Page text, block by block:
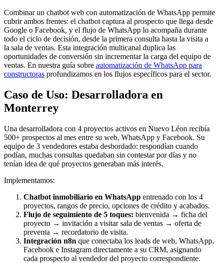
Combinar un chatbot web con automatización de WhatsApp permite
cubrir ambos frentes: el chatbot captura al prospecto que llega desde
Google o Facebook, y el flujo de WhatsApp lo acompaña durante
todo el ciclo de decisión, desde la primera consulta hasta la visita a
la sala de ventas. Esta integración multicanal duplica las
oportunidades de conversión sin incrementar la carga del equipo de
ventas. En nuestra guía sobre automatización de WhatsApp para
constructoras profundizamos en los flujos específicos para el sector.
Caso de Uso: Desarrolladora en
Monterrey
Una desarrolladora con 4 proyectos activos en Nuevo Léon recibía
500+ prospectos al mes entre su web, WhatsApp y Facebook. Su
equipo de 3 vendedores estaba desbordado: respondían cuando
podían, muchas consultas quedaban sin contestar por días y no
tenían idea de qué proyectos generaban más interés.
Implementamos:
Chatbot inmobiliario en WhatsApp entrenado con los 4
proyectos, rangos de precio, opciones de crédito y acabados.
Flujo de seguimiento de 5 toques: bienvenida → ficha del
proyecto → invitación a visitar sala de ventas → oferta de
preventa → recordatorio de visita.
Integración n8n que conectaba los leads de web, WhatsApp,
Facebook e Instagram directamente a su CRM, asignando
cada prospecto al vendedor del proyecto correspondiente.